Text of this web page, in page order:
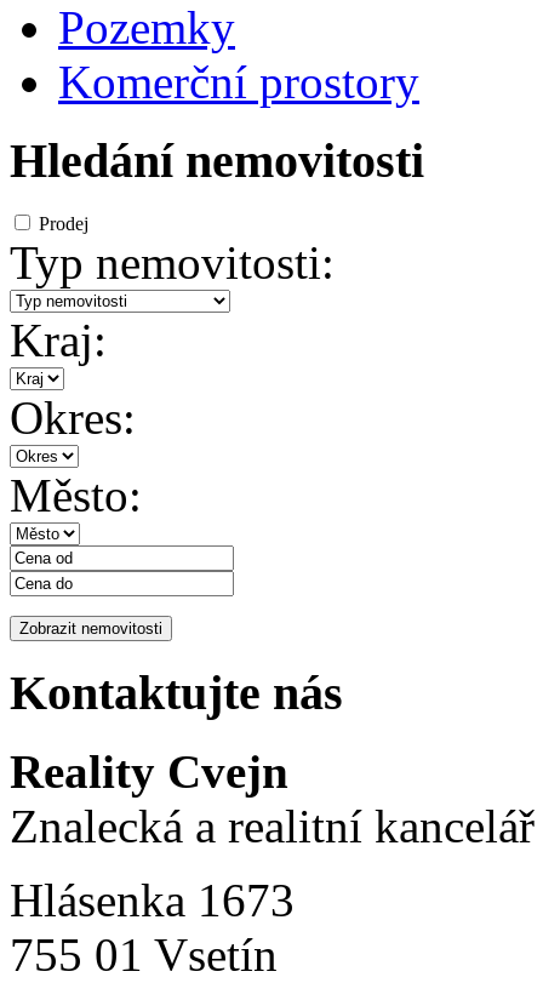
Pozemky
Komerční prostory
Hledání nemovitosti
Prodej
Typ nemovitosti:
Kraj:
Okres:
Město:
Kontaktujte nás
Reality Cvejn
Znalecká a realitní kancelář
Hlásenka 1673
755 01 Vsetín